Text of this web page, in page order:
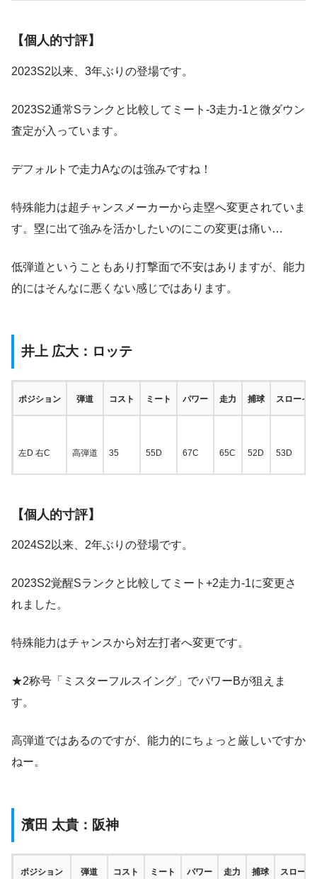
【個人的寸評】
2023S2以来、3年ぶりの登場です。
2023S2通常Sランクと比較してミート-3走力-1と微ダウン
査定が入っています。
デフォルトで走力Aなのは強みですね！
特殊能力は超チャンスメーカーから走塁へ変更されていま
す。塁に出て強みを活かしたいのにこの変更は痛い…
低弾道ということもあり打撃面で不安はありますが、能力
的にはそんなに悪くない感じではあります。
井上 広大：ロッテ
ポジション 弾道 コスト ミート パワー 走力 捕球 スローイ
左D 右C 高弾道 35 55D 67C 65C 52D 53D
【個人的寸評】
2024S2以来、2年ぶりの登場です。
2023S2覚醒Sランクと比較してミート+2走力-1に変更さ
れました。
特殊能力はチャンスから対左打者へ変更です。
★2称号「ミスターフルスイング」でパワーBが狙えま
す。
高弾道ではあるのですが、能力的にちょっと厳しいですか
ねー。
濱田 太貴：阪神
ポジション 弾道 コスト ミート パワー 走力 捕球 スローイ